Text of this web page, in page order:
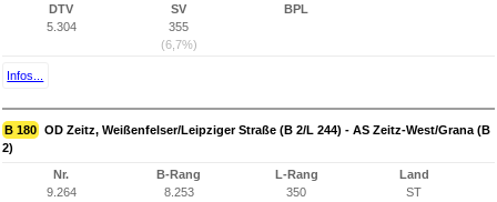
DTV
5.304
SV
355
(6,7%)
BPL
Infos...
B 180 OD Zeitz, Weißenfelser/Leipziger Straße (B 2/L 244) - AS Zeitz-West/Grana (B
2)
Nr.
9.264
B-Rang
8.253
L-Rang
350
Land
ST